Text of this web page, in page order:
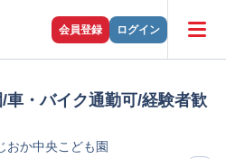
会員登録 ログイン
車・バイク通勤可/経験者歓
おか中央こども園